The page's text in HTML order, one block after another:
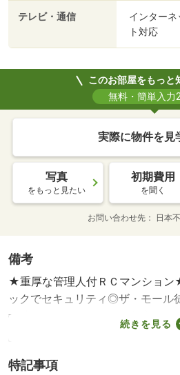
テレビ・通信
インターネ
ト対応
このお部屋をもっと
無料・簡単入力
実際に物件を見
写真
をもっと見たい
初期費用
を聞く
お問い合わせ先 日本
備考
★重厚な管理人付ＲＣマンション
ックでセキュリティ◎ザ・モー
級感ありのマンション★都市ガス
賃貸保証等：加入要（月額賃料等
ン★防犯カメラ・オートロックで
続きを見る
特記事項